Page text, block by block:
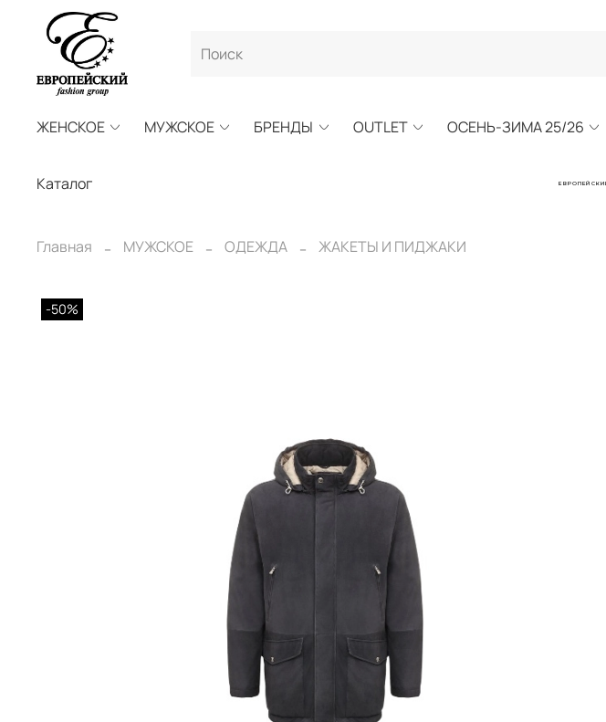
ЖЕНСКОЕ МУЖСКОЕ БРЕНДЫ OUTLET ОСЕНЬ-ЗИМА 25/26
ЕВРОПЕЙСКИЙ
Каталог
Главная МУЖСКОЕ ОДЕЖДА ЖАКЕТЫ И ПИДЖАКИ
-50%